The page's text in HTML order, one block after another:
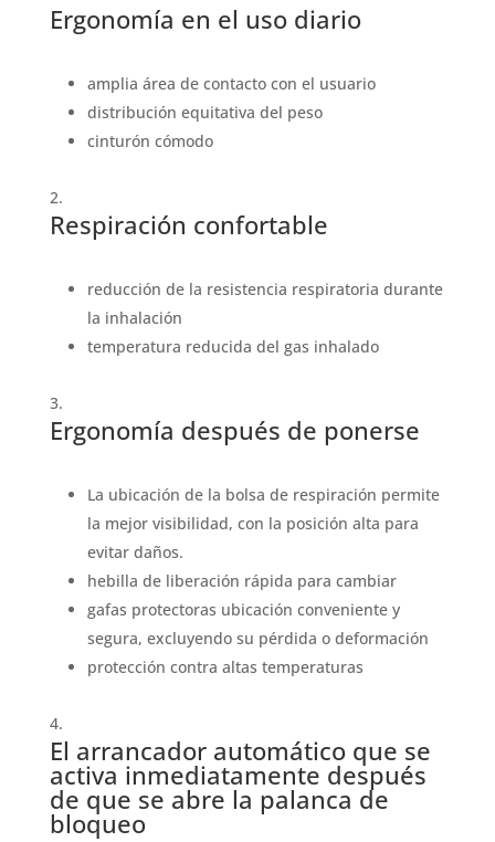
Ergonomía en el uso diario
amplia área de contacto con el usuario
distribución equitativa del peso
cinturón cómodo
Respiración confortable
reducción de la resistencia respiratoria durante
la inhalación
temperatura reducida del gas inhalado
Ergonomía después de ponerse
La ubicación de la bolsa de respiración permite
la mejor visibilidad, con la posición alta para
evitar daños.
hebilla de liberación rápida para cambiar
gafas protectoras ubicación conveniente y
segura, excluyendo su pérdida o deformación
protección contra altas temperaturas
El arrancador automático que se
activa inmediatamente después
de que se abre la palanca de
bloqueo